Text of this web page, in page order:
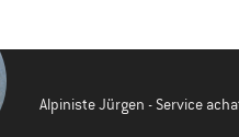
Alpiniste Jürgen - Service